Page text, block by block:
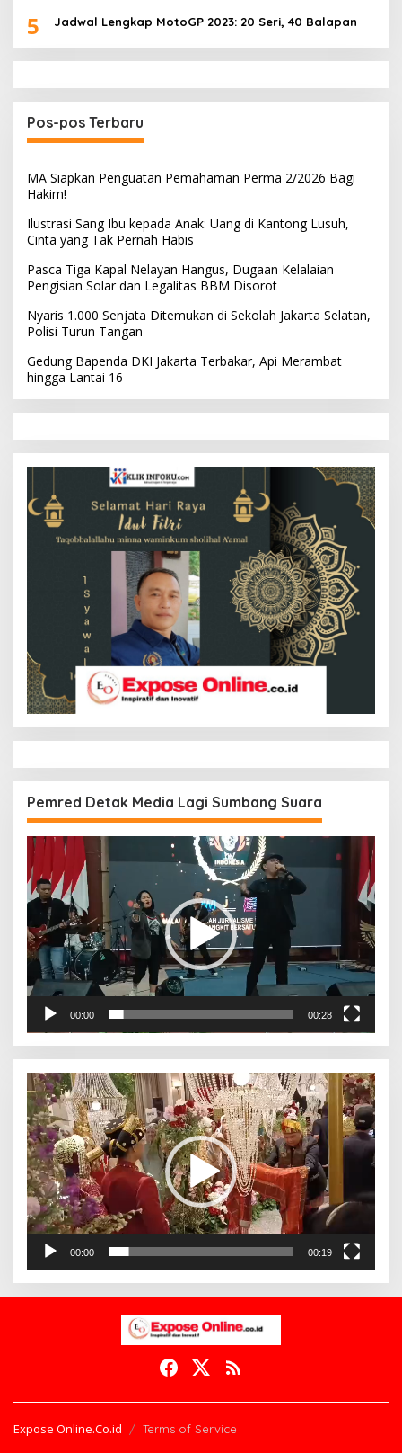
5 Jadwal Lengkap MotoGP 2023: 20 Seri, 40 Balapan
Pos-pos Terbaru
MA Siapkan Penguatan Pemahaman Perma 2/2026 Bagi
Hakim!
Ilustrasi Sang Ibu kepada Anak: Uang di Kantong Lusuh,
Cinta yang Tak Pernah Habis
Pasca Tiga Kapal Nelayan Hangus, Dugaan Kelalaian
Pengisian Solar dan Legalitas BBM Disorot
Nyaris 1.000 Senjata Ditemukan di Sekolah Jakarta Selatan,
Polisi Turun Tangan
Gedung Bapenda DKI Jakarta Terbakar, Api Merambat
hingga Lantai 16
Pemred Detak Media Lagi Sumbang Suara
Pemutar
Video
00:00 00:28
Pemutar
Video
00:00 00:19
Expose Online.Co.id Terms of Service